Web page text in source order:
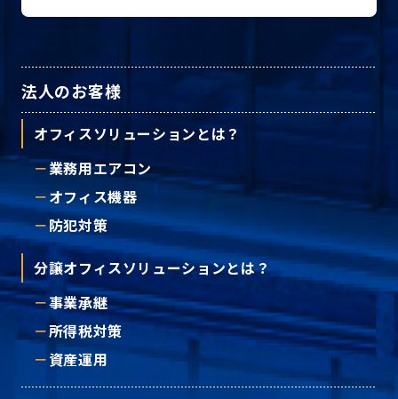
法人のお客様
オフィスソリューションとは？
業務用エアコン
オフィス機器
防犯対策
分譲オフィスソリューションとは？
事業承継
所得税対策
資産運用